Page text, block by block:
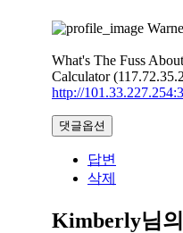
What's The Fuss
Calculator
http://
댓글옵션
답변
삭제
Kimberly님